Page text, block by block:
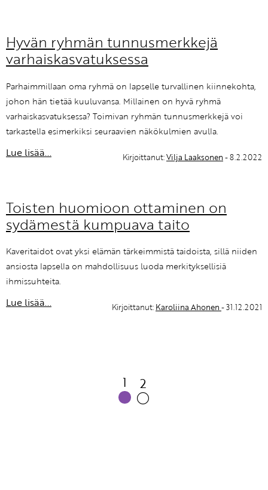
Hyvän ryhmän tunnusmerkkejä
varhaiskasvatuksessa
Parhaimmillaan oma ryhmä on lapselle turvallinen kiinnekohta,
johon hän tietää kuuluvansa. Millainen on hyvä ryhmä
varhaiskasvatuksessa? Toimivan ryhmän tunnusmerkkejä voi
tarkastella esimerkiksi seuraavien näkökulmien avulla.
Lue lisää... Kirjoittanut:Vilja Laaksonen - 8.2.2022
Toisten huomioon ottaminen on
sydämestä kumpuava taito
Kaveritaidot ovat yksi elämän tärkeimmistä taidoista, sillä niiden
ansiosta lapsella on mahdollisuus luoda merkityksellisiä
ihmissuhteita.
Lue lisää... Kirjoittanut: Karoliina Ahonen - 31.12.2021
1 2